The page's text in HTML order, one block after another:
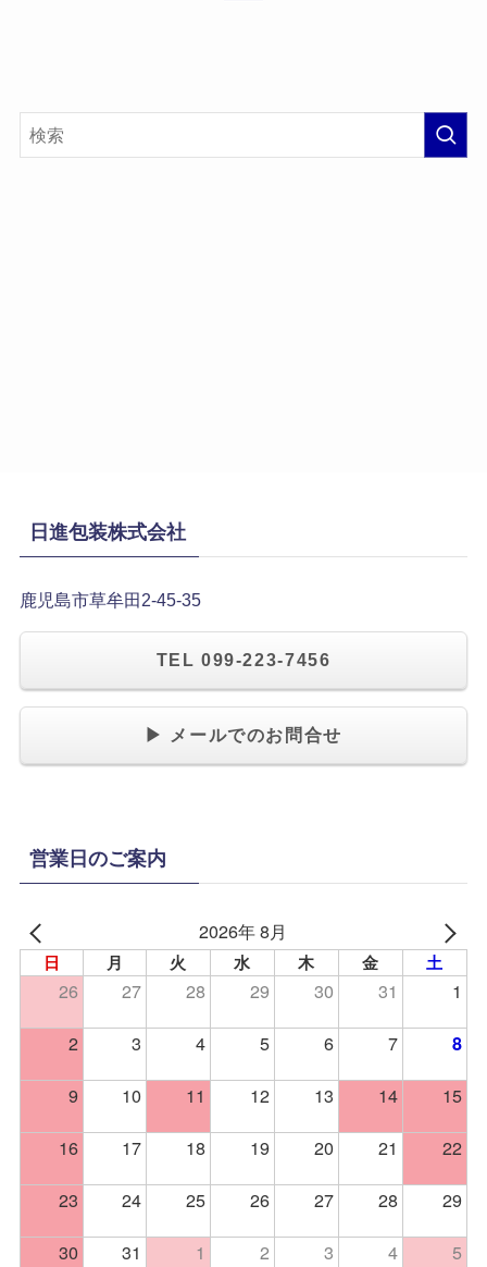
日進包装株式会社
鹿児島市草牟田2-45-35
TEL 099-223-7456
▶ メールでのお問合せ
営業日のご案内
2026年 8月
日 月 火 水 木 金 土
26 27 28 29 30 31
1
2
3 4 5 6 7 8
9 10 11 12 13 14
15
16
17 18 19 20 21
22
23
24 25 26 27 28
29
30
31 1 2 3 4 5